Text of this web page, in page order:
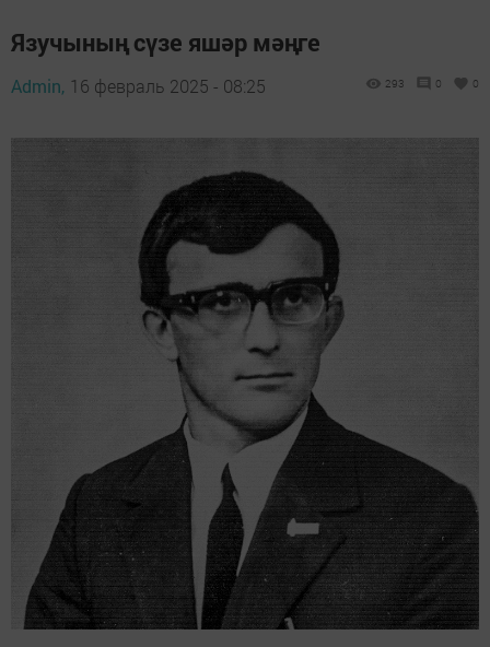
Язучының сүзе яшәр мәңге
Admin, 16 февраль 2025 - 08:25 293 0 0